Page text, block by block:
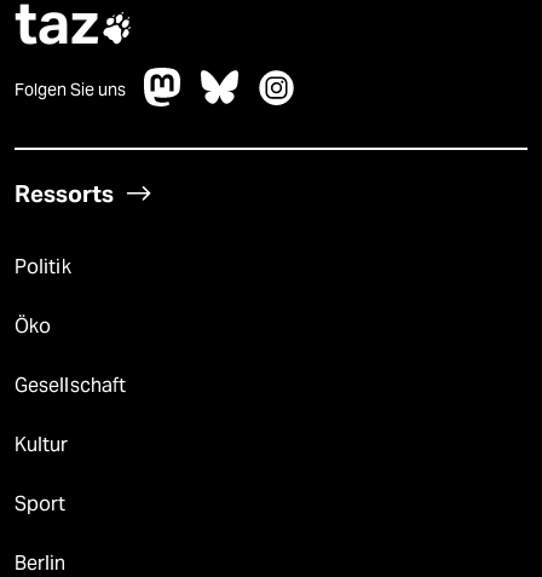
taz
Folgen Sie uns
Ressorts
Politik
Öko
Gesellschaft
Kultur
Sport
Berlin